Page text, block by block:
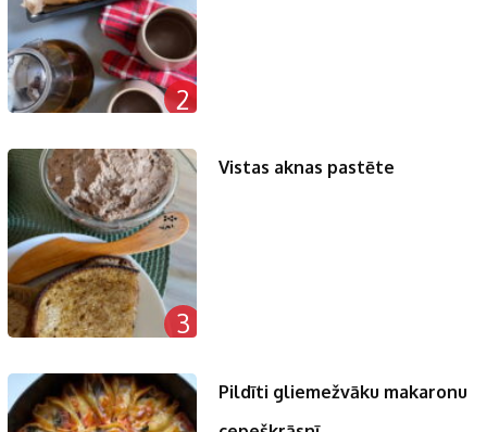
2
3
Vistas aknas pastēte
Pildīti gliemežvāku makaronu